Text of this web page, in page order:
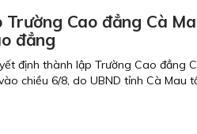
Trường Cao đẳng Cà
đẳng
định thành lập Trường Cao đẳng
chiều 6/8, do UBND tỉnh Cà Mau